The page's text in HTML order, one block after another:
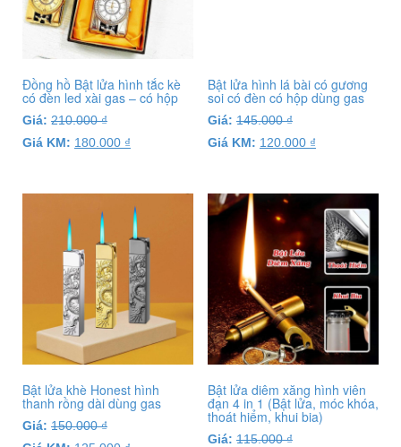
Đồng hồ Bật lửa hình tắc kè
có đèn led xài gas – có hộp
Giá: 210.000₫
Giá KM: 180.000 ₫
Bật lửa hình lá bài có gương
soi có đèn có hộp dùng gas
Giá: 145.000₫
Giá KM: 120.000 ₫
Bật lửa khè Honest hình
thanh rồng dài dùng gas
Giá: 150.000₫
Bật lửa diêm xăng hình viên
đạn 4 in 1 (Bật lửa, móc khóa,
thoát hiểm, khui bia)
Giá: 115.000₫